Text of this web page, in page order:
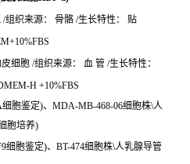
组织来源： 骨骼 /生长特性： 贴
细胞 /组织来源： 血 管 /生长特性：
H +10%FBS
胞鉴定)、MDA-MB-468-06细胞株\人
胞培养)
细胞鉴定)、BT-474细胞株\人乳腺导管